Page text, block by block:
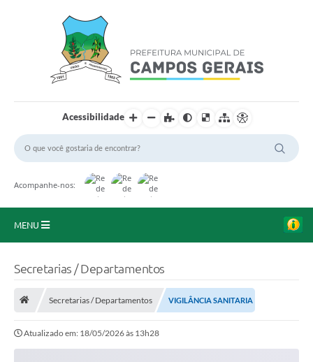
Acessibilidade
Acompanhe-nos:
MENU
Portal da Transparência
Secretarias / Departamentos
Secretarias / Departamentos VIGILÂNCIA SANITARIA
Atualizado em: 18/05/2026 às 13h28